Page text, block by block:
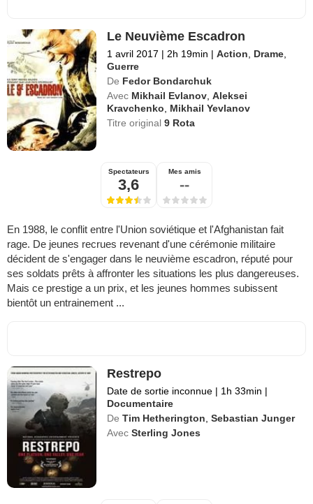
Le Neuvième Escadron
1 avril 2017 | 2h 19min | Action Drame
Guerre
De Fedor Bondarchuk
Avec Mikhail Evlanov ,Aleksei
Kravchenko
Mikhail Yevlanov
Titre original9 Rota
Spectateurs
3,6
Mes amis
--
En 1988, le conflit entre l'Union soviétique et l'Afghanistan fait
rage. De jeunes recrues revenant d'une cérémonie militaire
décident de s'engager dans le neuvième escadron, réputé pour
ses soldats prêts à affronter les situations les plus dangereuses.
Mais ce prestige a un prix, et les jeunes hommes subissent
bientôt un entrainement ...
Restrepo
Date de sortie inconnue | 1h 33min |
Documentaire
De Tim Hetherington ,Sebastian Junger
Avec Sterling Jones